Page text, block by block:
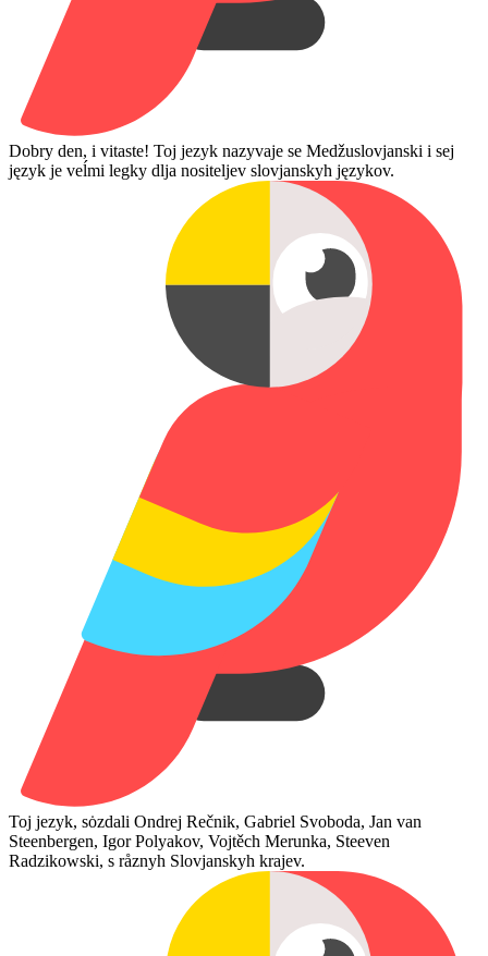
Dobry den, i vitaste! Toj jezyk nazyvaje se Medžuslovjanski i sej
język je veĺmi legky dlja nositeljev slovjanskyh językov.
Toj jezyk, sȯzdali Ondrej Rečnik, Gabriel Svoboda, Jan van
Steenbergen, Igor Polyakov, Vojtěch Merunka, Steeven
Radzikowski, s råznyh Slovjanskyh krajev.